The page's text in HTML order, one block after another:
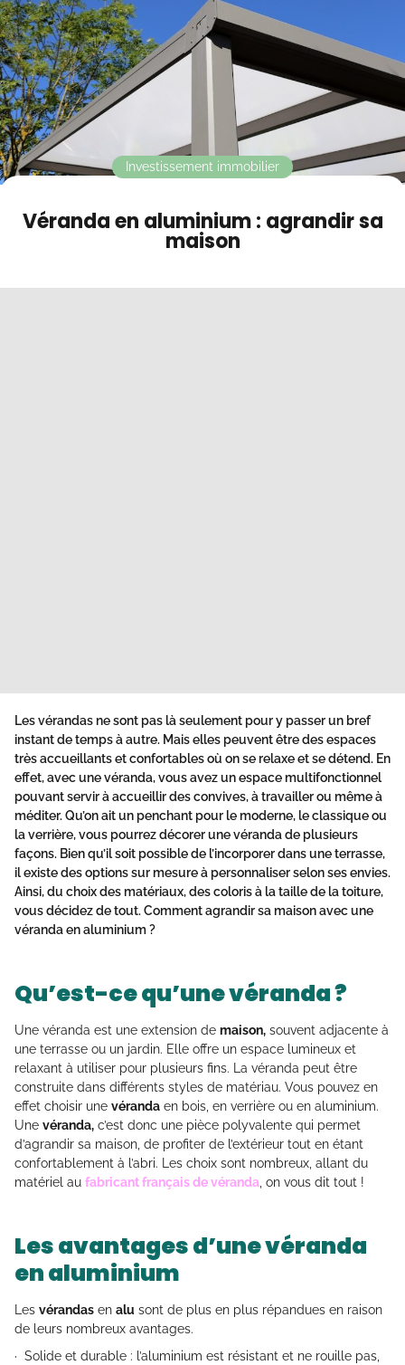
Contact
Mode sombre
L'isolation
Véranda en aluminium : agrandir sa
maison
Investissement immobilier
Lesvérandas ne sont pas là seulement pour y passer un bref
instant de temps à autre. Mais elles peuvent être des espaces
très accueillants et confortables où on se relaxe et se détend. En
effet, avec une véranda, vous avez un espace multifonctionnel
pouvant servir à accueillir des convives, à travailler ou même à
méditer. Qu’on ait un penchant pour le moderne, le classique ou
la verrière, vous pourrez décorer une véranda de plusieurs
façons. Bien qu’il soit possible de l’incorporer dans une terrasse,
il existe des options sur mesure à personnaliser selon ses envies.
Ainsi, du choixdes matériaux, des coloris à la taille de latoiture,
vous décidez de tout. Comment agrandir sa maisonavec une
véranda en aluminium ?
Qu’est-ce qu’une véranda ?
Une véranda est une extension de maison, souvent adjacente à
une terrasse ou un jardin. Elle offre un espace lumineux et
relaxant à utiliser pour plusieurs fins. La véranda peut être
construite dans différents styles de matériau. Vous pouvez en
effet choisir une véranda en bois, en verrière ou en aluminium.
Une véranda, c’est donc une pièce polyvalente qui permet
d’agrandir sa maison, de profiter de l’extérieur tout en étant
confortablement à l’abri. Les choix sont nombreux, allant du
matériel au fabricant français de véranda, on vous dit tout !
Les avantages d’une véranda
en aluminium
Les vérandas en alu sont de plus en plus répandues en raison
de leurs nombreux avantages.
· Solide et durable : l’aluminium est résistant et ne rouille pas,